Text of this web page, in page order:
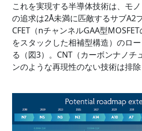
これを実現する半導体技術は、モ
の追求は2Å未満に匹敵するサブA2
CFET（nチャンネルGAA型
をスタックした相補型構造）のロ
る（図3）。CNT（カーボンナノチ
ンのような再現性のない技術は排除